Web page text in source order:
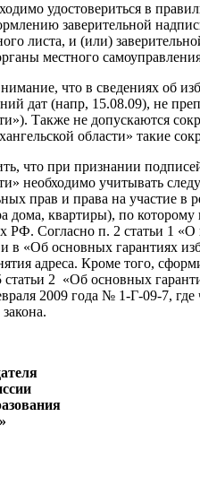
удостовериться в
заверительной
листа, и (или)
местного
что в сведениях об
дат (напр, 15.08.09), не
Также не допускаются
области» такие
что при признании
необходимо учитывать
прав и права на участие
дома, квартиры), по которому
РФ. Согласно п. 2 статьи 1
в «Об основных гарантиях
адреса. Кроме того,
статьи 2 «Об основных
2009 года № 1-Г-09-7, где